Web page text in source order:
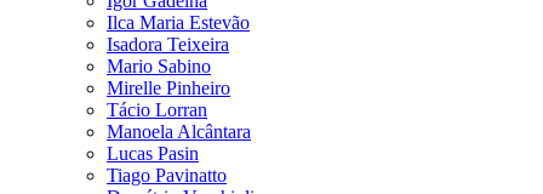
Ilca Maria Estevão
Isadora Teixeira
Mario Sabino
Mirelle Pinheiro
Tácio Lorran
Manoela Alcântara
Lucas Pasin
Tiago Pavinatto